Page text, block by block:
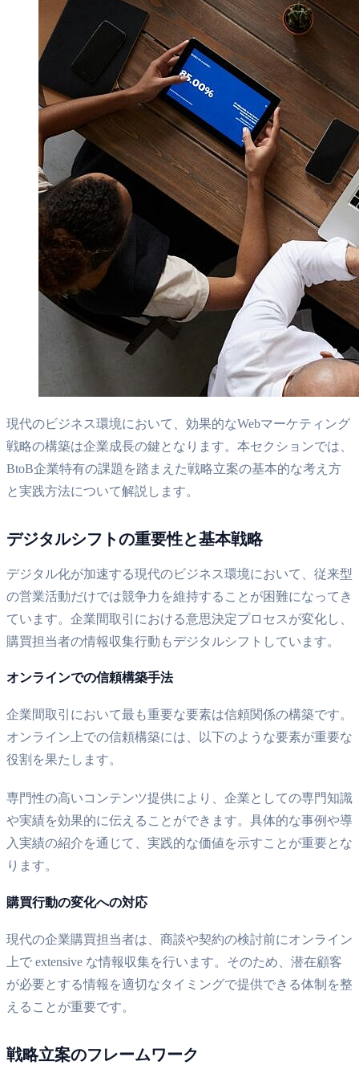
現代のビジネス環境において、効果的なWebマーケティング
戦略の構築は企業成長の鍵となります。本セクションでは、
BtoB企業特有の課題を踏まえた戦略立案の基本的な考え方
と実践方法について解説します。
デジタルシフトの重要性と基本戦略
デジタル化が加速する現代のビジネス環境において、従来型
の営業活動だけでは競争力を維持することが困難になってき
ています。企業間取引における意思決定プロセスが変化し、
購買担当者の情報収集行動もデジタルシフトしています。
オンラインでの信頼構築手法
企業間取引において最も重要な要素は信頼関係の構築です。
オンライン上での信頼構築には、以下のような要素が重要な
役割を果たします。
専門性の高いコンテンツ提供により、企業としての専門知識
や実績を効果的に伝えることができます。具体的な事例や導
入実績の紹介を通じて、実践的な価値を示すことが重要とな
ります。
購買行動の変化への対応
現代の企業購買担当者は、商談や契約の検討前にオンライン
上で extensive な情報収集を行います。そのため、潜在顧客
が必要とする情報を適切なタイミングで提供できる体制を整
えることが重要です。
戦略立案のフレームワーク